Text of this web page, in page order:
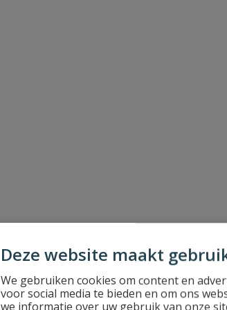
Deze website maakt
We gebruiken cookies om content en
voor social media te bieden en om ons
we informatie over uw gebruik van onze